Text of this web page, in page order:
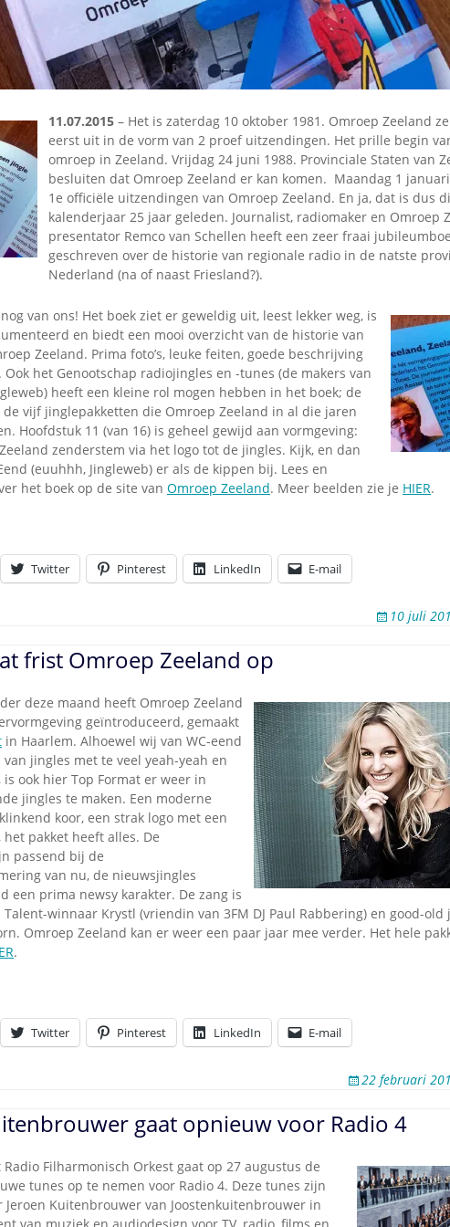
Omroepbanden
Stoomfluit Klaas
Vaak
Uitvinding
11.07.2015 – Het is zaterdag 10 oktober 1981. Omroep Zeeland
eerst uit in de vorm van 2 proef uitzendingen. Het prille begin
omroep in Zeeland. Vrijdag 24 juni 1988. Provinciale Staten van
besluiten dat Omroep Zeeland er kan komen. Maandag 1 januari
1e officiële uitzendingen van Omroep Zeeland. En ja, dat is dus
kalenderjaar 25 jaar geleden. Journalist, radiomaker en Omroep
presentator Remco van Schellen heeft een zeer fraai
geschreven over de historie van regionale radio in de natste
Nederland (na of naast Friesland?).
van ons! Het boek ziet er geweldig uit, leest lekker weg, is
en biedt een mooi overzicht van de historie van
Zeeland. Prima foto’s, leuke feiten, goede beschrijving
het Genootschap radiojingles en -tunes (de makers van
heeft een kleine rol mogen hebben in het boek; de
vijf jinglepakketten die Omroep Zeeland in al die jaren
Hoofdstuk 11 (van 16) is geheel gewijd aan vormgeving:
zenderstem via het logo tot de jingles. Kijk, en dan
(euuhhh, Jingleweb) er als de kippen bij. Lees en
het boek op de site van Omroep Zeeland. Meer beelden zie je HIER.
Twitter Pinterest LinkedIn E-mail
10 juli
frist Omroep Zeeland op
deze maand heeft Omroep Zeeland
geïntroduceerd, gemaakt
in Haarlem. Alhoewel wij van WC-eend
van jingles met te veel yeah-yeah en
is ook hier Top Format er weer in
jingles te maken. Een moderne
koor, een strak logo met een
pakket heeft alles. De
passend bij de
van nu, de nieuwsjingles
een prima newsy karakter. De zang is
Talent-winnaar Krystl (vriendin van 3FM DJ Paul Rabbering) en good-
Omroep Zeeland kan er weer een paar jaar mee verder. Het hele
.
Twitter Pinterest LinkedIn E-mail
22 februari
gaat opnieuw voor Radio 4
Radio Filharmonisch Orkest gaat op 27 augustus de
tunes op te nemen voor Radio 4. Deze tunes zijn
Jeroen Kuitenbrouwer van Joostenkuitenbrouwer in